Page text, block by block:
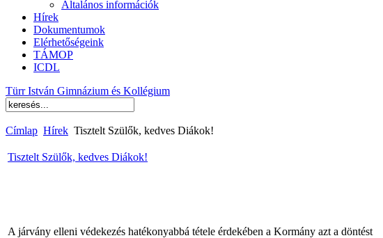
Általános információk
Hírek
Dokumentumok
Elérhetőségeink
TÁMOP
ICDL
Türr István Gimnázium és Kollégium
Címlap Hírek Tisztelt Szülők, kedves Diákok!
Tisztelt Szülők, kedves Diákok!
A járvány elleni védekezés hatékonyabbá tétele érdekében a Kormány azt a döntést